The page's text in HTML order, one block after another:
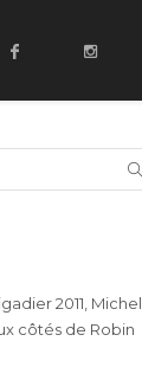
2011, Michel
côtés de Robin